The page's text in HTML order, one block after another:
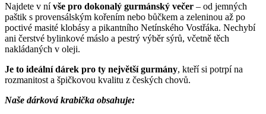
Najdete v nívše pro dokonalý gurmánský večer – od jemných
paštik s provensálským kořením nebo bůčkem a zeleninou až po
poctivé masité klobásy a pikantního Netínského Vostřáka. Nechybí
ani čerstvé bylinkové máslo a pestrý výběr sýrů, včetně těch
nakládaných v oleji.
Je to ideální dárek pro ty největší gurmány, kteří si potrpí na
rozmanitost a špičkovou kvalitu z českých chovů.
Naše dárková krabička obsahuje: